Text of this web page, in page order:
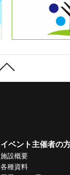
イベント主催者の
施設概要
各種資料